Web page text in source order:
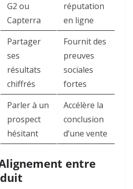
G2 ou
Capterra
réputation
en ligne
Partager
ses
résultats
chiffrés
Fournit des
preuves
sociales
fortes
Parler à un
prospect
hésitant
Accélère la
conclusion
d’une vente
entre